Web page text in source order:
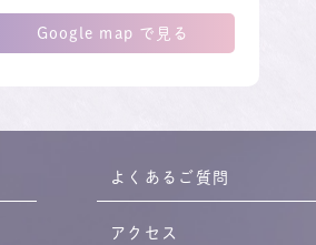
Google map で見る
よくあるご質問
アクセス